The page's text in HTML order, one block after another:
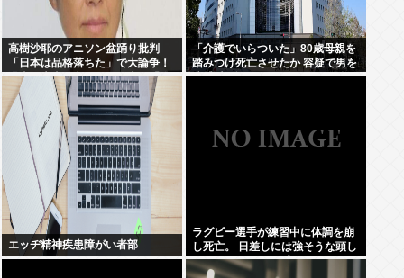
高樹沙耶のアニソン盆踊り批判
「日本は品格落ちた」で大論争！
過去の大麻発言にも飛び火…「炎
上気味なので」自ら幕引き図る
「介護でいらついた」80歳母親を
踏みつけ死亡させたか 容疑で男を
逮捕 大阪・岬町
エッヂ精神疾患障がい者部
ラグビー選手が練習中に体調を崩
し死亡。 日差しには強そうな頭し
てたのに…イソップー！